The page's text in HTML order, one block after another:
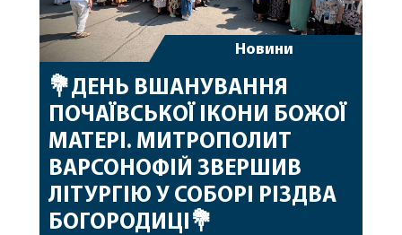
Новини
💐ДЕНЬ ВШАНУВАННЯ
ПОЧАЇВСЬКОЇ ІКОНИ БОЖОЇ
МАТЕРІ. МИТРОПОЛИТ
ВАРСОНОФІЙ ЗВЕРШИВ
ЛІТУРГІЮ У СОБОРІ РІЗДВА
БОГОРОДИЦІ💐